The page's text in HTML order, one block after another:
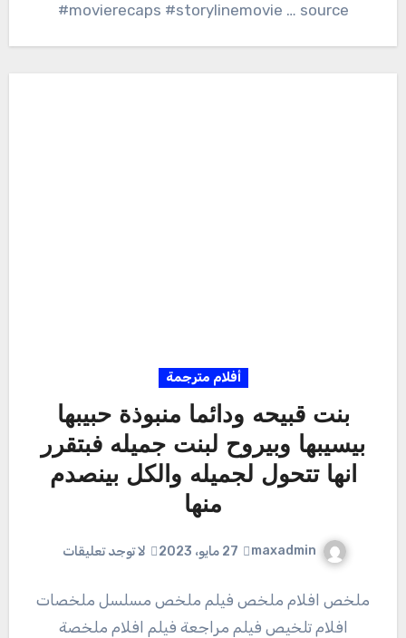
#movierecaps #storylinemovie … source
أفلام مترجمة
بنت قبيحه ودائما منبوذة حبيبها
بيسيبها وبيروح لبنت جميله فبتقرر
انها تتحول لجميله والكل بينصدم
منها
maxadmin 27 مايو، 2023 لا توجد تعليقات
ملخص افلام ملخص فيلم ملخص مسلسل ملخصات
افلام تلخيص فيلم مراجعة فيلم افلام ملخصة